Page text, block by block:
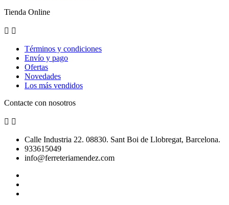
Tienda Online
 
Términos y condiciones
Envío y pago
Ofertas
Novedades
Los más vendidos
Contacte con nosotros
 
Calle Industria 22. 08830. Sant Boi de Llobregat, Barcelona.
933615049
info@ferreteriamendez.com